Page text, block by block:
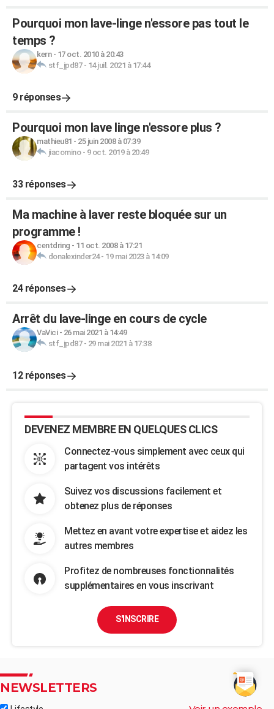
Pourquoi mon lave-linge n'essore pas tout le
temps ?
kern- 17 oct. 2010 à 20:43
stf_jpd87- 14 juil. 2021 à 17:44
9 réponses
Pourquoi mon lave linge n'essore plus ?
mathieu81 - 25 juin 2008 à 07:39
jiacomino- 9 oct. 2019 à 20:49
33 réponses
Ma machine à laver reste bloquée sur un
programme !
centdring - 11 oct. 2008 à 17:21
donalexinder24- 19 mai 2023 à 14:09
24 réponses
Arrêt du lave-linge en cours de cycle
VaVici- 26 mai 2021 à 14:49
stf_jpd87- 29 mai 2021 à 17:38
12 réponses
DEVENEZ MEMBRE EN QUELQUES CLICS
Connectez-vous simplement avec ceux qui
partagent vos intérêts
Suivez vos discussions facilement et
obtenez plus de réponses
Mettez en avant votre expertise et aidez les
autres membres
Profitez de nombreuses fonctionnalités
supplémentaires en vous inscrivant
S'INSCRIRE
NEWSLETTERS